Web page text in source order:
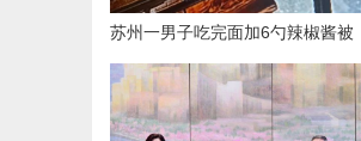
苏州一男子吃完面加6勺辣椒酱被
店主曝光，店主回应：气愤，曝光
的本意是希望不要浪费